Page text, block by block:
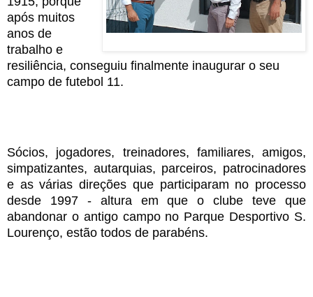
após muitos
anos de
trabalho e
resiliência, conseguiu finalmente inaugurar o seu
campo de futebol 11.
Sócios, jogadores, treinadores, familiares, amigos,
simpatizantes, autarquias, parceiros, patrocinadores
e as várias direções que participaram no processo
desde 1997 - altura em que o clube teve que
abandonar o antigo campo no Parque Desportivo S.
Lourenço, estão todos de parabéns.